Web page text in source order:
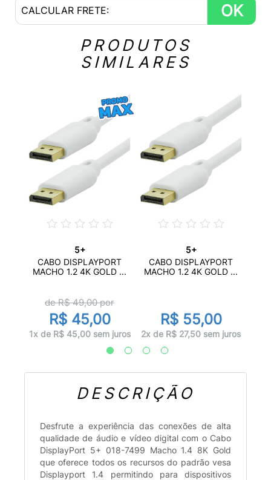
OK
PRODUTOS
SIMILARES
5+
CABO DISPLAYPORT
MACHO 1.2 4K GOLD ...
de R$49,00por
R$ 45,00
1x de R$ 45,00 sem juros
5+
CABO DISPLAYPORT
MACHO 1.2 4K GOLD ...
R$ 55,00
2x de R$ 27,50 sem juros
DESCRIÇÃO
Desfrute a experiência das conexões de alta
qualidade de áudio e vídeo digital com o Cabo
DisplayPort 5+ 018-7499 Macho 1.4 8K Gold
que oferece todos os recursos do padrão vesa
Displayport 1.4 permitindo para dispositivos